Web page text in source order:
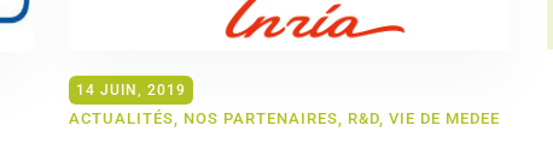
14 JUIN, 2019
ACTUALITÉS, NOS PARTENAIRES, R&D, VIE DE MEDEE